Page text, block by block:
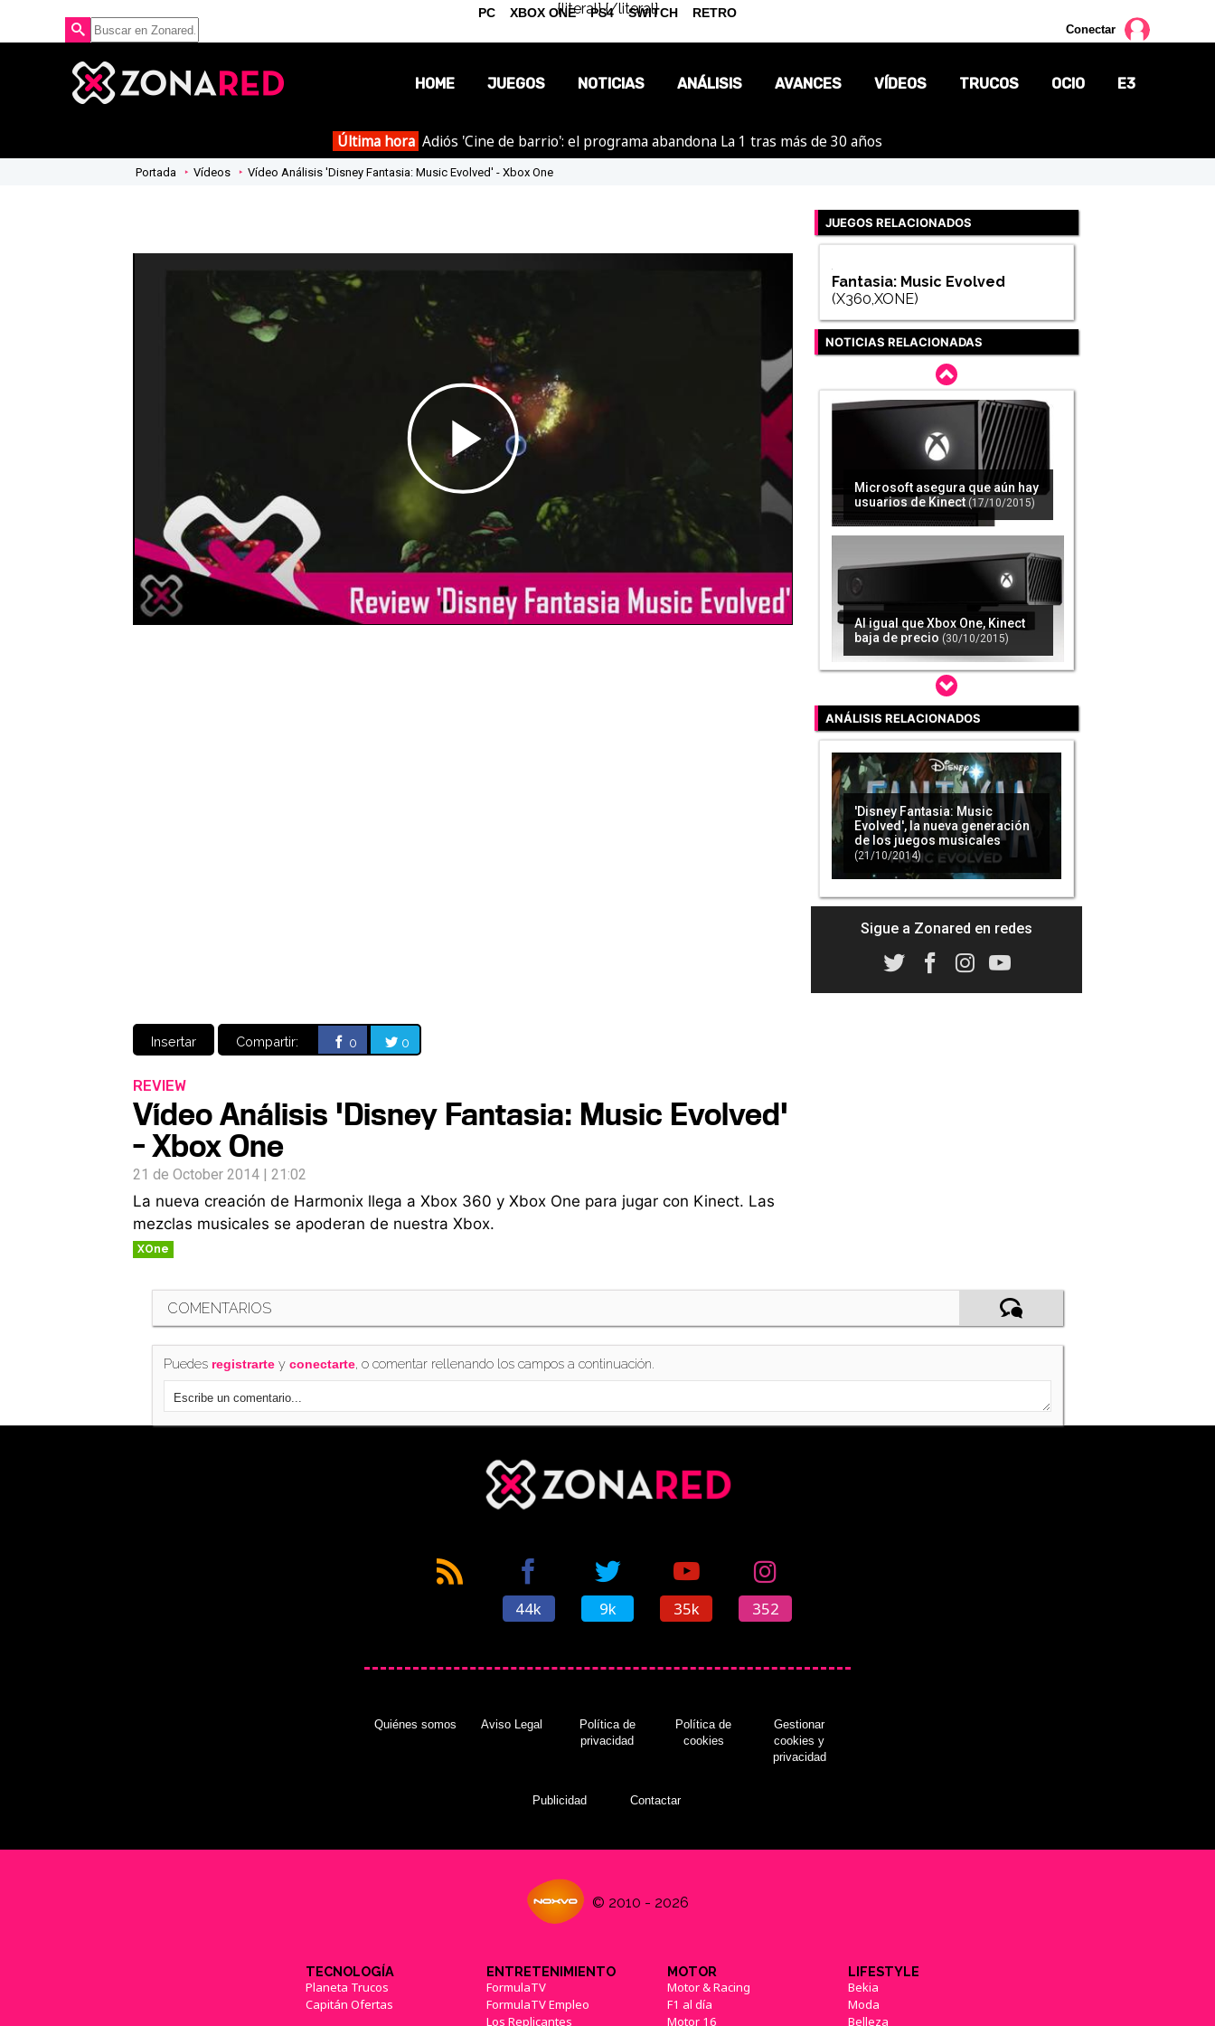
{literal}{/literal}
Conectar
HOME JUEGOS NOTICIAS
OPINIÓN
ANÁLISIS AVANCES VÍDEOS TRUCOS OCIO E3
Última hora Adiós 'Cine de barrio': el programa abandona La 1 tras más de 30 años
Portada Vídeos Vídeo Análisis 'Disney Fantasia: Music Evolved' - Xbox One
Play
Video
Insertar Compartir: 0 0
REVIEW
Vídeo Análisis 'Disney Fantasia: Music Evolved'
- Xbox One
21 de October 2014 | 21:02
La nueva creación de Harmonix llega a Xbox 360 y Xbox One para jugar con Kinect. Las
mezclas musicales se apoderan de nuestra Xbox.
XOne
JUEGOS RELACIONADOS
Fantasia: Music Evolved
(X360,XONE)
NOTICIAS RELACIONADAS
Microsoft asegura que aún hay
usuarios de Kinect (17/10/2015)
Al igual que Xbox One, Kinect
baja de precio (30/10/2015)
Microsoft anuncia que deja de
producir Kinect (25/10/2017)
Microsoft escuchó a los
usuarios de Xbox One a través
de Kinect (23/08/2019)
ANÁLISIS RELACIONADOS
'Disney Fantasia: Music
Evolved', la nueva generación
de los juegos musicales
(21/10/2014)
Sigue a Zonared en redes
COMENTARIOS
Puedes registrartey conectarte, o comentar rellenando los campos a continuación.
PC XBOX ONE PS4 SWITCH RETRO
44k 9k 35k 352
Quiénes somos Aviso Legal
Política de
privacidad
Política de
cookies
Gestionar
cookies y
privacidad
Publicidad Contactar
© 2010 - 2026
TECNOLOGÍA
Planeta Trucos
Capitán Ofertas
ENTRETENIMIENTO
FormulaTV
FormulaTV Empleo
Los Replicantes
MOTOR
Motor & Racing
F1 al día
Motor 16
LIFESTYLE
Bekia
Moda
Belleza